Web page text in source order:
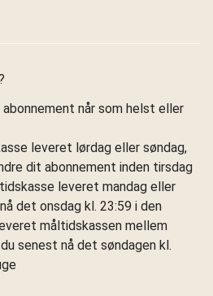
når som helst eller
leveret lørdag eller søndag,
dit abonnement inden tirsdag
leveret mandag eller
det onsdag kl. 23:59 i den
måltidskassen mellem
senest nå det søndagen kl.